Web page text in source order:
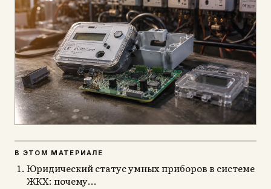
В ЭТОМ МАТЕРИАЛЕ
Юридический статус умных приборов в системе
ЖКХ: почему...